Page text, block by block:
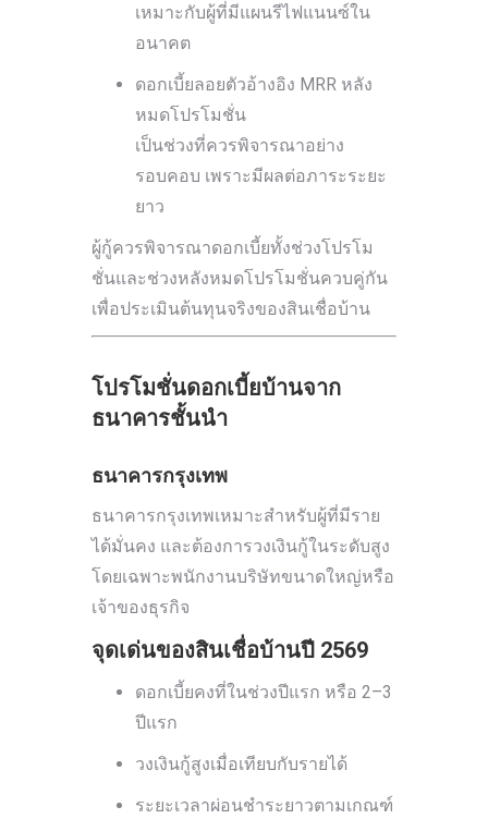
เหมาะกับผู้ที่มีแผนรีไฟแนนซ์ใน
อนาคต
ดอกเบี้ยลอยตัวอ้างอิง MRR หลัง
หมดโปรโมชั่น
เป็นช่วงที่ควรพิจารณาอย่าง
รอบคอบ เพราะมีผลต่อภาระระยะ
ยาว
ผู้กู้ควรพิจารณาดอกเบี้ยทั้งช่วงโปรโม
ชั่นและช่วงหลังหมดโปรโมชั่นควบคู่กัน
เพื่อประเมินต้นทุนจริงของสินเชื่อบ้าน
โปรโมชั่นดอกเบี้ยบ้านจาก
ธนาคารชั้นนำ
ธนาคารกรุงเทพ
ธนาคารกรุงเทพเหมาะสำหรับผู้ที่มีราย
ได้มั่นคง และต้องการวงเงินกู้ในระดับสูง
โดยเฉพาะพนักงานบริษัทขนาดใหญ่หรือ
เจ้าของธุรกิจ
จุดเด่นของสินเชื่อบ้านปี 2569
ดอกเบี้ยคงที่ในช่วงปีแรก หรือ 2–3
ปีแรก
วงเงินกู้สูงเมื่อเทียบกับรายได้
ระยะเวลาผ่อนชำระยาวตามเกณฑ์